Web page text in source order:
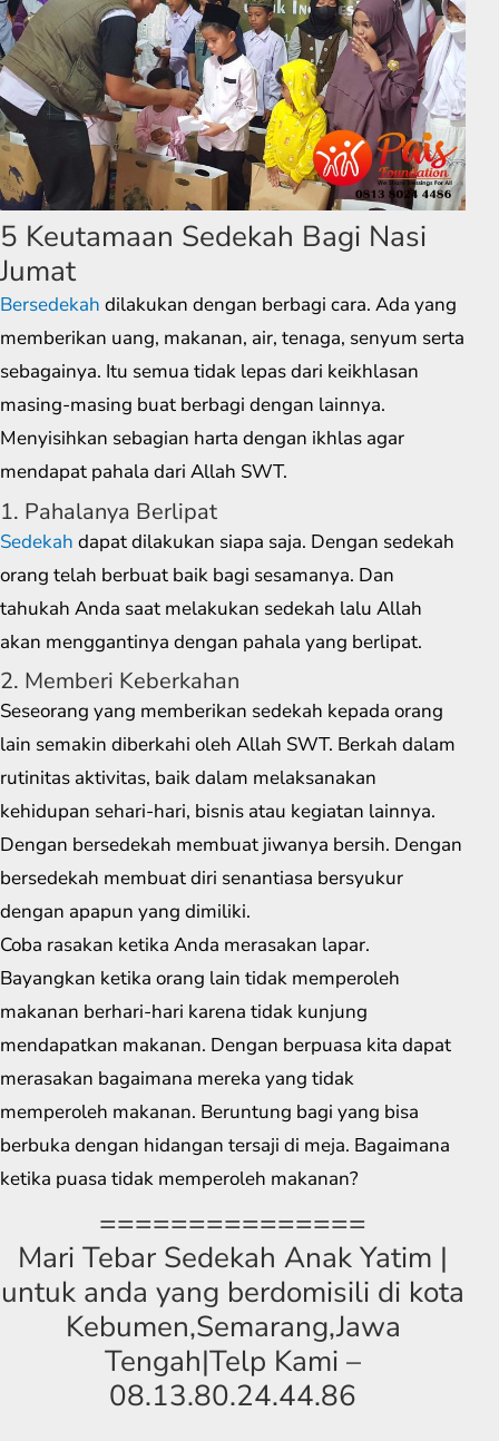
5 Keutamaan Sedekah Bagi Nasi
Jumat
Bersedekah dilakukan dengan berbagi cara. Ada yang
memberikan uang, makanan, air, tenaga, senyum serta
sebagainya. Itu semua tidak lepas dari keikhlasan
masing-masing buat berbagi dengan lainnya.
Menyisihkan sebagian harta dengan ikhlas agar
mendapat pahala dari Allah SWT.
1. Pahalanya Berlipat
Sedekah dapat dilakukan siapa saja. Dengan sedekah
orang telah berbuat baik bagi sesamanya. Dan
tahukah Anda saat melakukan sedekah lalu Allah
akan menggantinya dengan pahala yang berlipat.
2. Memberi Keberkahan
Seseorang yang memberikan sedekah kepada orang
lain semakin diberkahi oleh Allah SWT. Berkah dalam
rutinitas aktivitas, baik dalam melaksanakan
kehidupan sehari-hari, bisnis atau kegiatan lainnya.
Dengan bersedekah membuat jiwanya bersih. Dengan
bersedekah membuat diri senantiasa bersyukur
dengan apapun yang dimiliki.
Coba rasakan ketika Anda merasakan lapar.
Bayangkan ketika orang lain tidak memperoleh
makanan berhari-hari karena tidak kunjung
mendapatkan makanan. Dengan berpuasa kita dapat
merasakan bagaimana mereka yang tidak
memperoleh makanan. Beruntung bagi yang bisa
berbuka dengan hidangan tersaji di meja. Bagaimana
ketika puasa tidak memperoleh makanan?
===============
Mari Tebar Sedekah Anak Yatim |
untuk anda yang berdomisili di kota
Kebumen,Semarang,Jawa
Tengah|Telp Kami –
08.13.80.24.44.86